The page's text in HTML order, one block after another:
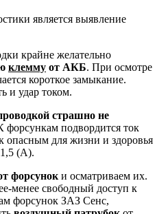
является выявление
крайне желательно
клемму от АКБ. При осмотре
короткое замыкание.
и удар током.
страшно не
форсункам подвордится ток
опасным для жизни и здоровья
(А).
форсуноки осматриваем их.
менее свободный доступ к
форсунок ЗАЗ Сенс,